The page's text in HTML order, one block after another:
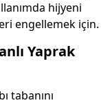
hijyeni
engellemek için.
Yaprak
tabanını